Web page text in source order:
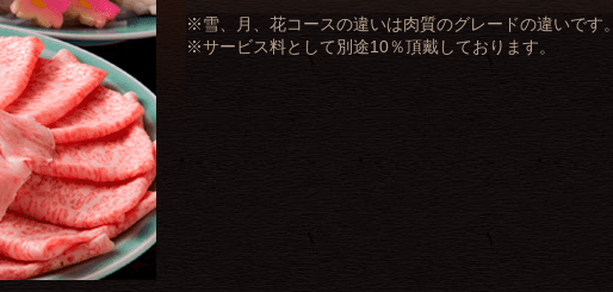
※雪、月、花コースの違いは肉質のグレードの違いです。
※サービス料として別途10％頂戴しております。